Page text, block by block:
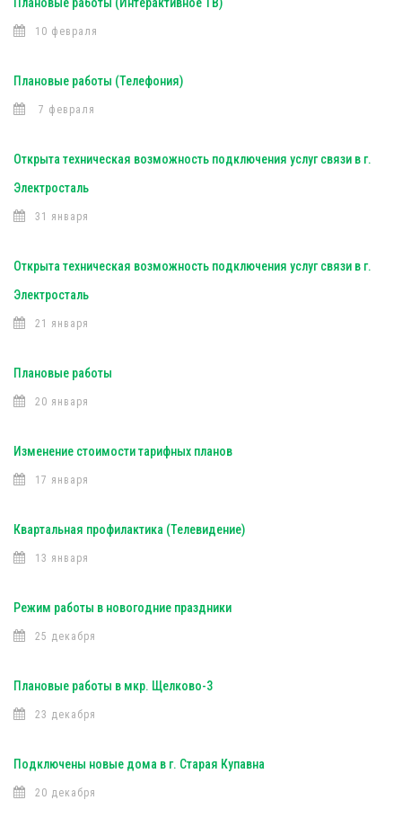
10 февраля
Плановые работы (Телефония)
7 февраля
Открыта техническая возможность подключения услуг связи в г.
Электросталь
31 января
Открыта техническая возможность подключения услуг связи в г.
Электросталь
21 января
Плановые работы
20 января
Изменение стоимости тарифных планов
17 января
Квартальная профилактика (Телевидение)
13 января
Режим работы в новогодние праздники
25 декабря
Плановые работы в мкр. Щелково-3
23 декабря
Подключены новые дома в г. Старая Купавна
20 декабря